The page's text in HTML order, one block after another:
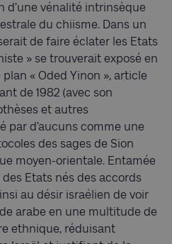
d’une vénalité intrinsèque
du chiisme. Dans un
de faire éclater les Etats
» se trouverait exposé en
« Oded Yinon », article
de 1982 (avec son
et autres
par d’aucuns comme une
des sages de Sion
moyen-orientale. Entamée
Etats nés des accords
au désir israélien de voir
arabe en une multitude de
ethnique, réduisant